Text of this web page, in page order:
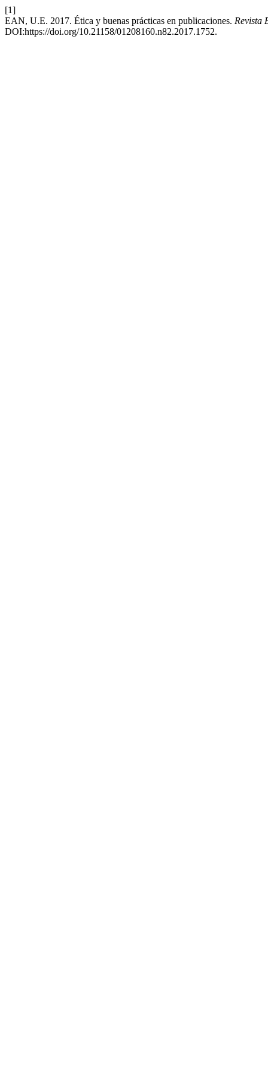
[1]
EAN, U.E. 2017. Ética y buenas prácticas en publicaciones. Revista
DOI:https://doi.org/10.21158/01208160.n82.2017.1752.